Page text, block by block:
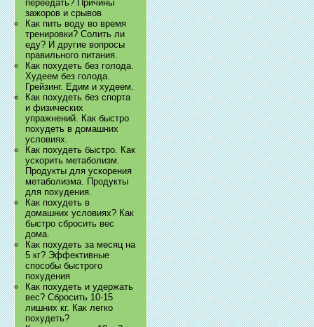
переедать? Причины
зажоров и срывов
Как пить воду во время
тренировки? Солить ли
еду? И другие вопросы
правильного питания.
Как похудеть без голода.
Худеем без голода.
Грейзинг. Едим и худеем.
Как похудеть без спорта
и физических
упражнений. Как быстро
похудеть в домашних
условиях.
Как похудеть быстро. Как
ускорить метаболизм.
Продукты для ускорения
метаболизма. Продукты
для похудения.
Как похудеть в
домашних условиях? Как
быстро сбросить вес
дома.
Как похудеть за месяц на
5 кг? Эффективные
способы быстрого
похудения
Как похудеть и удержать
вес? Сбросить 10-15
лишних кг. Как легко
похудеть?